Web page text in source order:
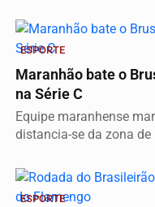
ESPORTE
Maranhão bate o
na Série C
Equipe maranhense
distancia-se da zona
ESPORTE